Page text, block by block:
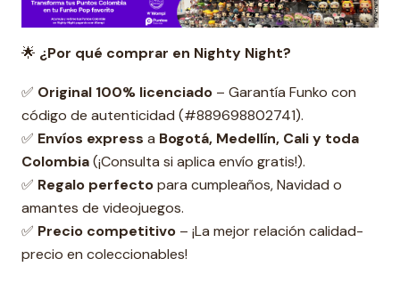
🌟 ¿Por qué comprar en Nighty Night?
✅ Original 100% licenciado – Garantía Funko con
código de autenticidad (#889698802741).
✅ Envíos express a Bogotá, Medellín, Cali y toda
Colombia(¡Consulta si aplica envío gratis!).
✅ Regalo perfectopara cumpleaños, Navidad o
amantes de videojuegos.
✅ Precio competitivo – ¡La mejor relación calidad-
precio en coleccionables!